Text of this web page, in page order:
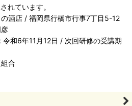
れています。
酒店 / 福岡県行橋市行事7丁目5-12
和6年11月12日 / 次回研修の受講期
合